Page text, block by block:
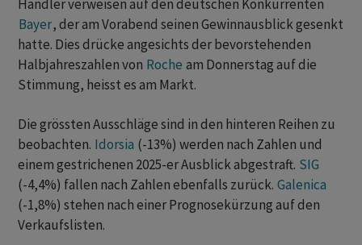
Händler verweisen auf den deutschen Konkurrenten
Bayer, der am Vorabend seinen Gewinnausblick gesenkt
hatte. Dies drücke angesichts der bevorstehenden
Halbjahreszahlen von Roche am Donnerstag auf die
Stimmung, heisst es am Markt.
Die grössten Ausschläge sind in den hinteren Reihen zu
beobachten. Idorsia (-13%) werden nach Zahlen und
einem gestrichenen 2025-er Ausblick abgestraft. SIG
(-4,4%) fallen nach Zahlen ebenfalls zurück. Galenica
(-1,8%) stehen nach einer Prognosekürzung auf den
Verkaufslisten.